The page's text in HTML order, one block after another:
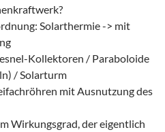
Solarthermie -> mit
Kollektoren / Paraboloide
/ Solarturm
mit Ausnutzung des
Wirkungsgrad, der eigentlich